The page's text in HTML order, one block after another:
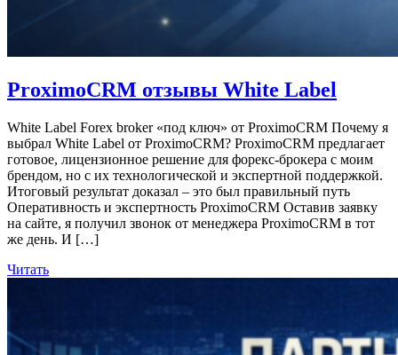
ProximoCRM отзывы White Label
White Label Forex broker «под ключ» от ProximoCRM Почему я
выбрал White Label от ProximoCRM? ProximoCRM предлагает
готовое, лицензионное решение для форекс-брокера с моим
брендом, но с их технологической и экспертной поддержкой.
Итоговый результат доказал – это был правильный путь
Оперативность и экспертность ProximoCRM Оставив заявку
на сайте, я получил звонок от менеджера ProximoCRM в тот
же день. И […]
Читать